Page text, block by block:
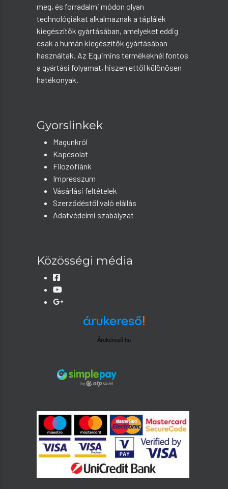
meg, és forradalmi módon olyan
technológiákat alkalmaznak a táplálék
kiegészítők gyártásában, amelyeket eddig
csak a humán kiegészítők gyártásában
használtak. Az Equimins termékeknél fontos
a gyártási folyamat, hiszen ettől különösen
hatékonyak.
Gyorslinkek
Magunkról
Kapcsolat
Filozófiánk
Impresszum
Vásárlási feltételek
Szerződéstől való elállás
Adatvédelmi szabályzat
Közösségi média
Árukereső.hu